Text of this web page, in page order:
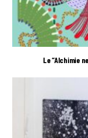
Le “Alchimie